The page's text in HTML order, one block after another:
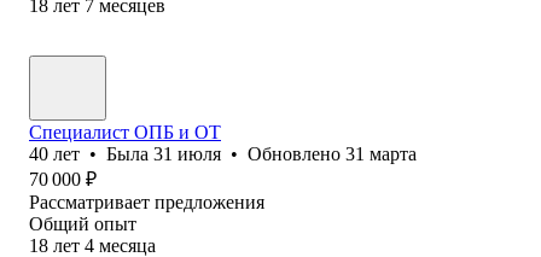
18 лет 7 месяцев
Специалист ОПБ и ОТ
40 лет • Была 31 июля • Обновлено 31 марта
70 000 ₽
Рассматривает предложения
Общий опыт
18 лет 4 месяца